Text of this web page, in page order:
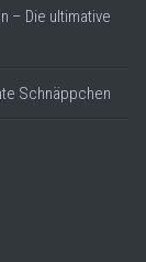
– Die ultimative
Schnäppchen